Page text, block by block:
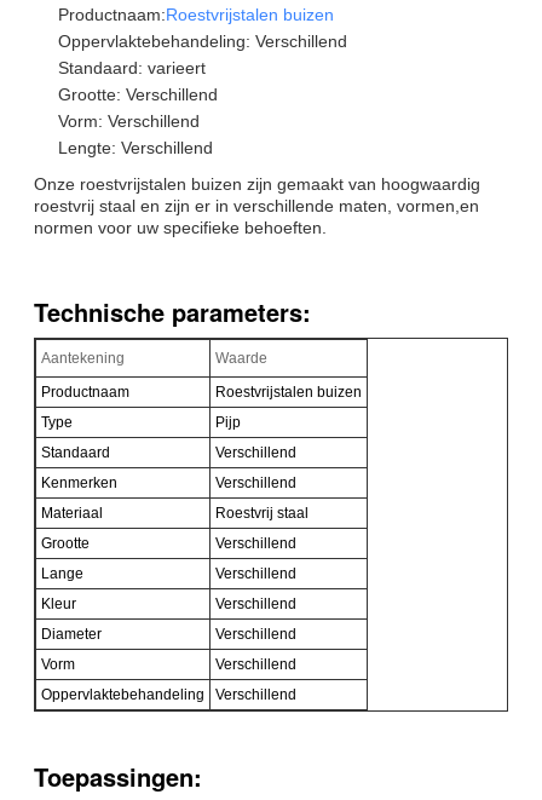
Productnaam:Roestvrijstalen buizen
Oppervlaktebehandeling: Verschillend
Standaard: varieert
Grootte: Verschillend
Vorm: Verschillend
Lengte: Verschillend
Onze roestvrijstalen buizen zijn gemaakt van hoogwaardig
roestvrij staal en zijn er in verschillende maten, vormen,en
normen voor uw specifieke behoeften.
Technische parameters:
Aantekening
Waarde
Productnaam
Roestvrijstalen buizen
Type
Pijp
Standaard
Verschillend
Kenmerken
Verschillend
Materiaal
Roestvrij staal
Grootte
Verschillend
Lange
Verschillend
Kleur
Verschillend
Diameter
Verschillend
Vorm
Verschillend
Oppervlaktebehandeling
Verschillend
Toepassingen: